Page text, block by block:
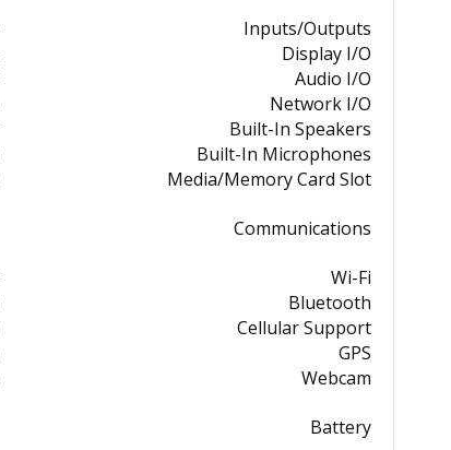
Inputs/Outputs
Display I/O
Audio I/O
Network I/O
Built-In Speakers
Built-In Microphones
Media/Memory Card Slot
Communications
Wi-Fi
Bluetooth
Cellular Support
GPS
Webcam
Battery